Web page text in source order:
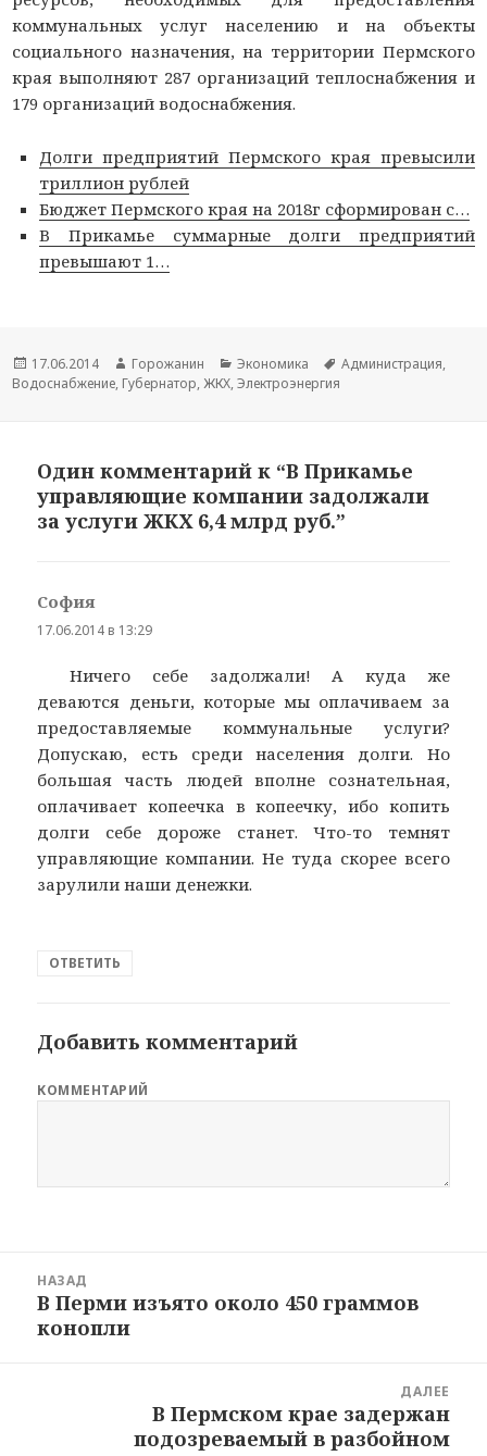
коммунальных услуг населению и на объекты
социального назначения, на территории Пермского
края выполняют 287 организаций теплоснабжения и
179 организаций водоснабжения.
Долги предприятий Пермского края превысили
триллион рублей
Бюджет Пермского края на 2018г сформирован с…
В Прикамье суммарные долги предприятий
превышают 1…
Опубликовано
17.06.2014 Автор
Горожанин Рубрики
Экономика Метки
Администрация,
Водоснабжение, Губернатор,ЖКХ,Электроэнергия
Один комментарий к “В Прикамье
управляющие компании задолжали
за услуги ЖКХ 6,4 млрд руб.”
София
17.06.2014 в 13:29
Ничего себе задолжали! А куда же
деваются деньги, которые мы оплачиваем за
предоставляемые коммунальные услуги?
Допускаю, есть среди населения долги. Но
большая часть людей вполне сознательная,
оплачивает копеечка в копеечку, ибо копить
долги себе дороже станет. Что-то темнят
управляющие компании. Не туда скорее всего
зарулили наши денежки.
ОТВЕТИТЬ
Добавить комментарий
КОММЕНТАРИЙ
НАЗАД
Предыдущая
новость:
В Перми изъято около 450 граммов
конопли
ДАЛЕЕ
В Пермском крае задержан
подозреваемый в разбойном